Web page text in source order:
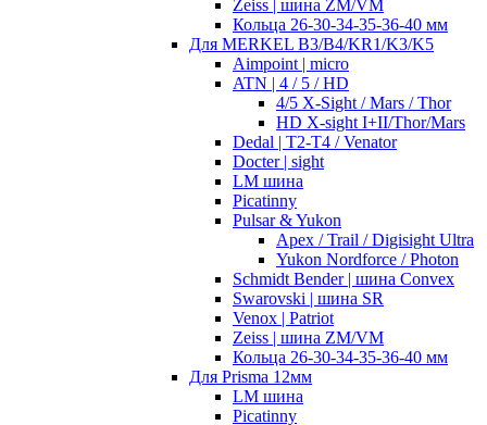
Zeiss | шина ZM/VM
Кольца 26-30-34-35-36-40 мм
Для MERKEL B3/B4/KR1/K3/K5
Aimpoint | micro
ATN | 4 / 5 / HD
4/5 X-Sight / Mars / Thor
HD X-sight I+II/Thor/Mars
Dedal | T2-T4 / Venator
Docter | sight
LM шина
Picatinny
Pulsar & Yukon
Apex / Trail / Digisight Ultra
Yukon Nordforce / Photon
Schmidt Bender | шина Convex
Swarovski | шина SR
Venox | Patriot
Zeiss | шина ZM/VM
Кольца 26-30-34-35-36-40 мм
Для Prisma 12мм
LM шина
Picatinny